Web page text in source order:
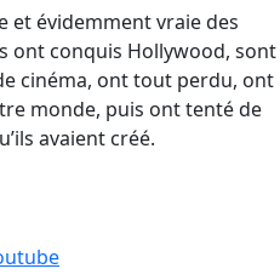
et évidemment vraie des
ont conquis Hollywood, sont
cinéma, ont tout perdu, ont
monde, puis ont tenté de
avaient créé.